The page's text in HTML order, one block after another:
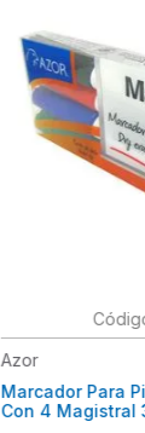
Azor
Marcador Para
Con 4 Magistral